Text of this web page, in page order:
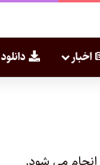
اخبار دانلود